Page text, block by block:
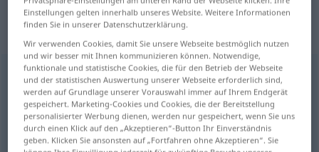
„blinka“: intransitives Verb,
intransitives Zeitwort
blinkav/i <1>
Übersicht aller Übersetzungen
(Für mehr Details die Übersetzung anklicken/antippen)
Einstellungen gelten innerhalb unseres Website. Weitere Informationen
finden Sie in unserer Datenschutzerklärung.
Wir verwenden Cookies, damit Sie unsere Webseite bestmöglich nutzen
und wir besser mit Ihnen kommunizieren können. Notwendige,
funktionale und statistische Cookies, die für den Betrieb der Webseite
und der statistischen Auswertung unserer Webseite erforderlich sind,
werden auf Grundlage unserer Vorauswahl immer auf Ihrem Endgerät
gespeichert. Marketing-Cookies und Cookies, die der Bereitstellung
personalisierter Werbung dienen, werden nur gespeichert, wenn Sie uns
durch einen Klick auf den „Akzeptieren“-Button Ihr Einverständnis
geben. Klicken Sie ansonsten auf „Fortfahren ohne Akzeptieren“. Sie